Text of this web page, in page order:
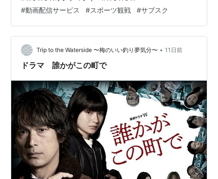
2,530円（税込）で、WOWOWならではの豪華なコンテ
ンツがいつでもどこでも見放題になります。 💡
WOWOWオンデマンドが選ばれる3つの理由 世界最高峰
のスポーツ中継が充実！ 欧州サッカーやテニスグランス
ラム、ボクシングなど、注目のビッグマッチをリアルタ
イム配信。 厳選された映…
#動画配信サービス #スポーツ観戦 #サブスク
Trip to the Waterside 〜梅のいい釣り夢気分〜 • 11日前
ドラマ 誰かがこの町で